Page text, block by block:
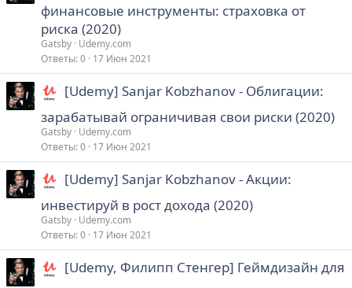
финансовые инструменты: страховка от
риска (2020)
Gatsby Udemy.com
Ответы 0 17 Июн 2021
[Udemy] Sanjar Kobzhanov - Облигации:
зарабатывай ограничивая свои риски (2020)
Gatsby Udemy.com
Ответы 0 17 Июн 2021
[Udemy] Sanjar Kobzhanov - Акции:
инвестируй в рост дохода (2020)
Gatsby Udemy.com
Ответы 0 17 Июн 2021
[Udemy, Филипп Стенгер] Геймдизайн для